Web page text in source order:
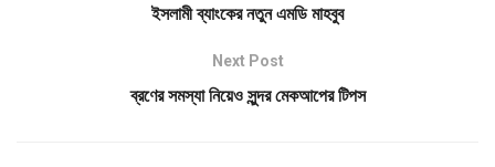
ইসলামী ব্যাংকের নতুন এমডি মাহবুব
Next Post
ব্রণের সমস্যা নিয়েও সুন্দর মেকআপের টিপস